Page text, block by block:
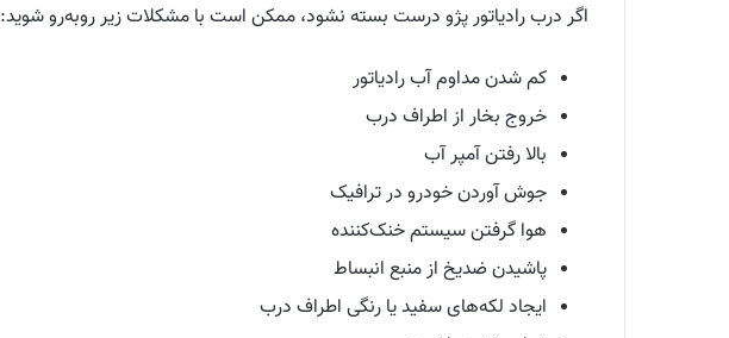
اگر درب رادیاتور پژو درست بسته نشود، ممکن است با مشکلات زیر روبه‌رو شوید:
کم شدن مداوم آب رادیاتور
خروج بخار از اطراف درب
بالا رفتن آمپر آب
جوش آوردن خودرو در ترافیک
هوا گرفتن سیستم خنک‌کننده
پاشیدن ضدیخ از منبع انبساط
ایجاد لکه‌های سفید یا رنگی اطراف درب